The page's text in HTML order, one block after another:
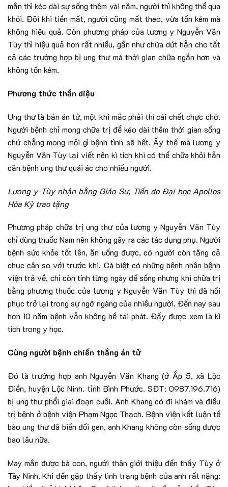
mắn thì kéo dài sự sống thêm vài năm, người thì không thể qua
khỏi. Đôi khi tiền mất, người cũng mất theo, vừa tốn kém mà
không hiệu quả. Còn phương pháp của lương y Nguyễn Văn
Tùy thì hiệu quả hơn rất nhiều, gần như chữa dứt hẳn cho tất
cả các trường hợp bị ung thư mà thời gian chữa ngắn hơn và
không tốn kém.
Phương thức thần diệu
Ung thư là bản án tử, một khi mắc phải thì cái chết chực chờ.
Người bệnh chỉ mong chữa trị để kéo dài thêm thời gian sống
chứ chẳng mong mỏi gì bệnh tình sẽ hết. Ấy thế mà lương y
Nguyễn Văn Tùy lại viết nên kì tích khi có thể chữa khỏi hẳn
căn bệnh ung thư quái ác cho nhiều người.
Lương y Tùy nhận bằng Giáo Sư, Tiến do Đại học Apollos
Hòa Kỳ trao tặng
Phương pháp chữa trị ung thư của lương y Nguyễn Văn Tùy
chỉ dùng thuốc Nam nên không gây ra các tác dụng phụ. Người
bệnh sức khỏe tốt lên, ăn uống được, có người còn tăng cả
chục cân so với trước khi. Cá biệt có những bệnh nhân bệnh
viện trả về, chỉ còn tính từng ngày để sống nhưng khi chữa trị
bằng phương thuốc của lương y Nguyễn Văn Tùy thì đã hồi
phục trở lại trong sự ngỡ ngàng của nhiều người. Đến nay sau
hơn 10 năm bệnh vẫn không hề tái phát. Đấy được xem là kì
tích trong y học.
Cùng người bệnh chiến thắng án tử
Đó là trường hợp anh Nguyễn Văn Khang (ở Ấp 5, xã Lộc
Điền, huyện Lộc Ninh. tỉnh Bình Phước. SĐT: 0987.196.716)
bị ung thư phổi giai đoạn cuối. Anh Khang có đi khám và điều
trị bệnh ở bệnh viện Phạm Ngọc Thạch. Bệnh viện kết luận tế
bào ung thư đã biến đổi gen, anh Khang không còn sống được
bao lâu nữa.
May mắn được bà con, người thân giới thiệu đến thầy Tùy ở
Tây Ninh. Khi đến gặp thầy tình trạng bệnh của anh rất nặng: